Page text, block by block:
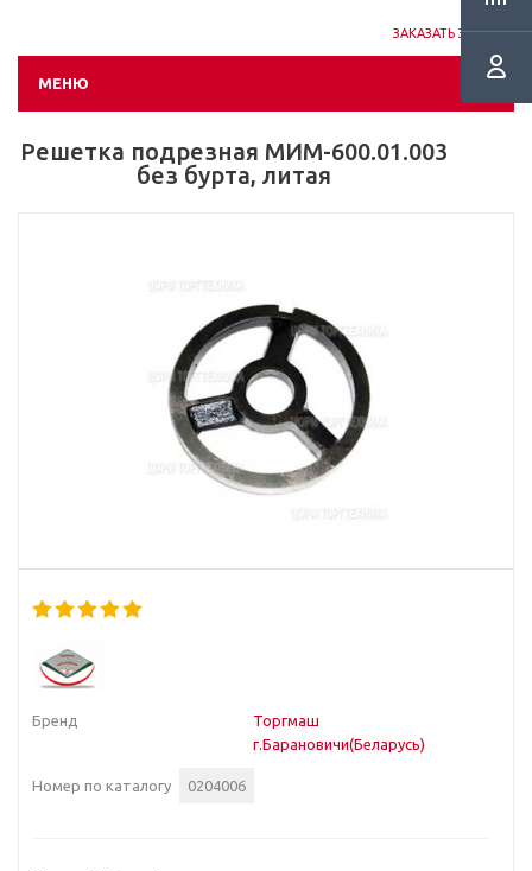
ЗАКАЗАТЬ ЗВОНОК
МЕНЮ
Решетка подрезная МИМ-600.01.003
без бурта, литая
Бренд
Торгмаш
г.Барановичи(Беларусь)
Номер по каталогу 0204006